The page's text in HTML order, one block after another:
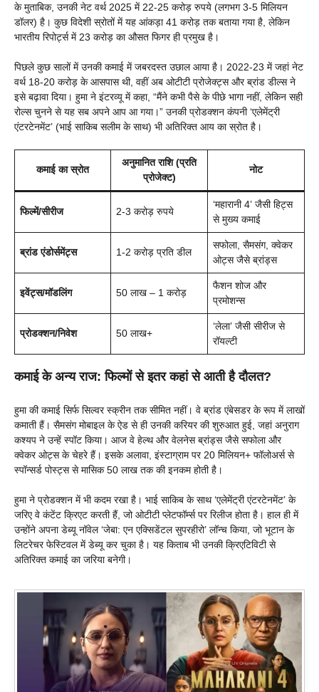
के मुताबिक, उनकी नेट वर्थ 2025 में 22-25 करोड़ रुपये (लगभग 3-5 मिलियन
डॉलर) है। कुछ विदेशी स्रोतों में यह आंकड़ा 41 करोड़ तक बताया गया है, लेकिन
भारतीय रिपोर्ट्स में 23 करोड़ का औसत फिगर ही प्रमुख है।
पिछले कुछ सालों में उनकी कमाई में जबरदस्त उछाल आया है। 2022-23 में जहां नेट
वर्थ 18-20 करोड़ के आसपास थी, वहीं अब ओटीटी प्रोजेक्ट्स और ब्रांड डील्स ने
इसे बढ़ावा दिया। हुमा ने इंटरव्यू में कहा, “मैंने कभी पैसे के पीछे भागा नहीं, लेकिन सही
रोल्स चुनने से यह सब अपने आप आ गया।” उनकी प्रोडक्शन कंपनी ‘एलेमेंट्री
एंटरटेनमेंट’ (भाई साकिब सलीम के साथ) भी अतिरिक्त आय का स्रोत है।
कमाई का स्रोत
अनुमानित राशि (प्रति
प्रोजेक्ट)
नोट
फिल्में/सीरीज 2-3 करोड़ रुपये
‘महारानी 4’ जैसी हिट्स
से मुख्य कमाई
ब्रांड एंडोर्समेंट्स 1-2 करोड़ प्रति डील
सफोला, सैमसंग, क्वेकर
ओट्स जैसे ब्रांड्स
इवेंट्स/मॉडलिंग 50 लाख – 1 करोड़
फैशन शोज और
प्रमोशन्स
प्रोडक्शन/निवेश 50 लाख+
‘लेला’ जैसी सीरीज से
रॉयल्टी
कमाई के अन्य राज: फिल्मों से इतर कहां से आती है दौलत?
हुमा की कमाई सिर्फ सिल्वर स्क्रीन तक सीमित नहीं। वे ब्रांड एंबेसडर के रूप में लाखों
कमाती हैं। सैमसंग मोबाइल के ऐड से ही उनकी करियर की शुरुआत हुई, जहां अनुराग
कश्यप ने उन्हें स्पॉट किया। आज वे हेल्थ और वेलनेस ब्रांड्स जैसे सफोला और
क्वेकर ओट्स के चेहरे हैं। इसके अलावा, इंस्टाग्राम पर 20 मिलियन+ फॉलोअर्स से
स्पॉन्सर्ड पोस्ट्स से मासिक 50 लाख तक की इनकम होती है।
हुमा ने प्रोडक्शन में भी कदम रखा है। भाई साकिब के साथ ‘एलेमेंट्री एंटरटेनमेंट’ के
जरिए वे कंटेंट क्रिएट करती हैं, जो ओटीटी प्लेटफॉर्म्स पर रिलीज होता है। हाल ही में
उन्होंने अपना डेब्यू नॉवेल ‘जेबा: एन एक्सिडेंटल सुपरहीरो’ लॉन्च किया, जो भूटान के
लिटरेचर फेस्टिवल में डेब्यू कर चुका है। यह किताब भी उनकी क्रिएटिविटी से
अतिरिक्त कमाई का जरिया बनेगी।